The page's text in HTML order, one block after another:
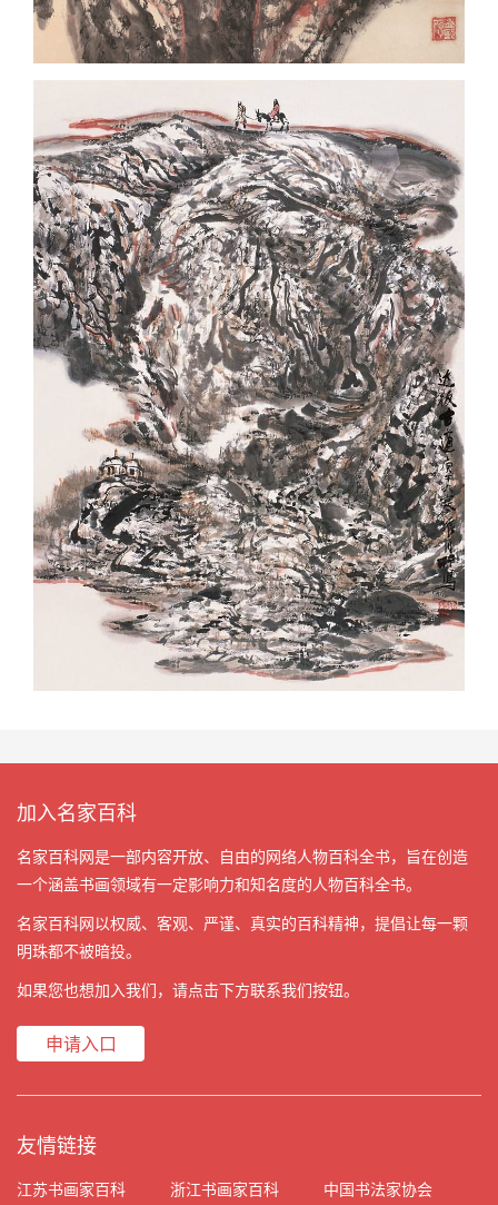
加入名家百科
名家百科网是一部内容开放、自由的网络人物百科全书，旨在创造
一个涵盖书画领域有一定影响力和知名度的人物百科全书。
名家百科网以权威、客观、严谨、真实的百科精神，提倡让每一颗
明珠都不被暗投。
如果您也想加入我们，请点击下方联系我们按钮。
申请入口
友情链接
江苏书画家百科 浙江书画家百科 中国书法家协会